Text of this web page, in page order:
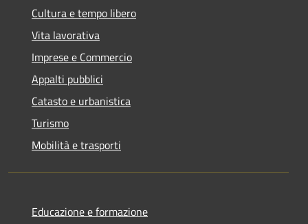
Cultura e tempo libero
Vita lavorativa
Imprese e Commercio
Appalti pubblici
Catasto e urbanistica
Turismo
Mobilità e trasporti
Educazione e formazione